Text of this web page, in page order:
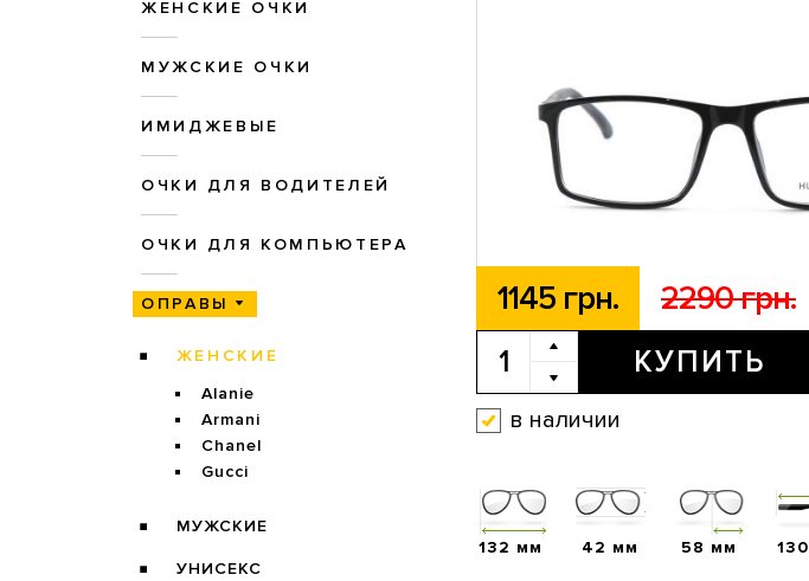
ЖЕНСКИЕ ОЧКИ
МУЖСКИЕ ОЧКИ
ИМИДЖЕВЫЕ
ОЧКИ ДЛЯ ВОДИТЕЛЕЙ
ОЧКИ ДЛЯ КОМПЬЮТЕРА
ОПРАВЫ
ЖЕНСКИЕ
Alanie
Armani
Chanel
Gucci
МУЖСКИЕ
УНИСЕКС
1145 грн. 2290 грн.
КУПИТЬ
в наличии
132 мм 42 мм 58 мм